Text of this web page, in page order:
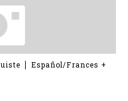
⎪ Español/Frances +